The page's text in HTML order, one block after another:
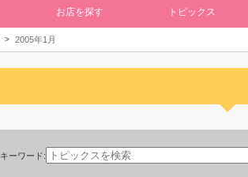
お店を探す トピックス
2005年1月
キーワード: